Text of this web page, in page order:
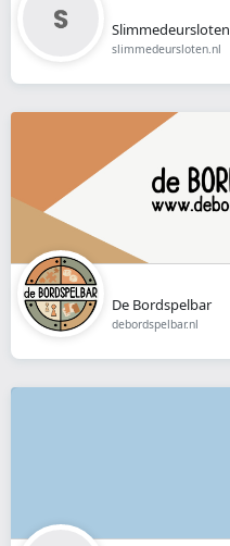
Slimmedeursloten
slimmedeursloten.nl
De Bordspelbar
debordspelbar.nl